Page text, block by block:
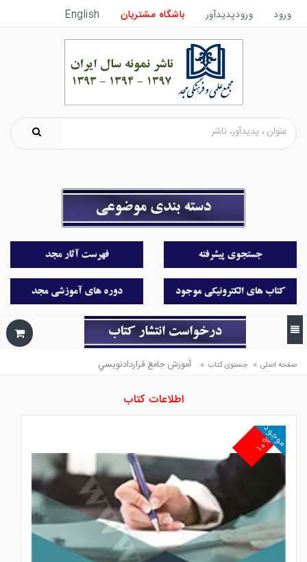
ورود ورودپدیدآور باشگاه مشتریان English
صفحه اصلی » جستوی کتاب » آموزش جامع قراردادنويسي
اطلاعات کتاب
۱۰%
موجود